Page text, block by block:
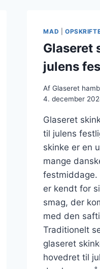
MAD
Glaseret
julens
Af Glaseret
4. december
Glaseret
til julens
skinke er en
mange
er kendt for
smag, der
med den
Traditionelt
glaseret
hovedret til